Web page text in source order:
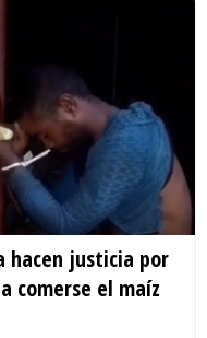
hacen justicia por
comerse el maíz